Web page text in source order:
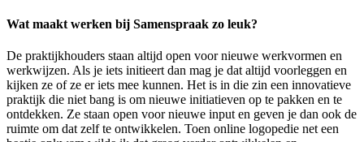
Wat maakt werken bij Samenspraak zo leuk?
De praktijkhouders staan altijd open voor nieuwe werkvormen en
werkwijzen. Als je iets initieert dan mag je dat altijd voorleggen en
kijken ze of ze er iets mee kunnen. Het is in die zin een innovatieve
praktijk die niet bang is om nieuwe initiatieven op te pakken en te
ontdekken. Ze staan open voor nieuwe input en geven je dan ook de
ruimte om dat zelf te ontwikkelen. Toen online logopedie net een